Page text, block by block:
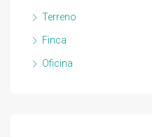
Terreno
Finca
Oficina